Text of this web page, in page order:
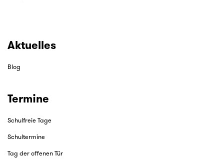
Aktuelles
Blog
Termine
Schulfreie Tage
Schultermine
Tag der offenen Tür